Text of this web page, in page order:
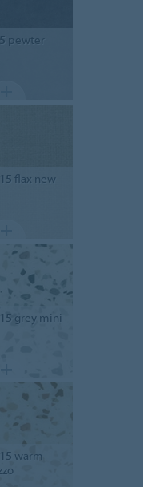
pewter
flax new
grey mini
warm